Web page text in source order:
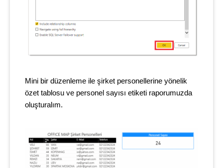
Mini bir düzenleme ile şirket personellerine yönelik
özet tablosu ve personel sayısı etiketi raporumuzda
oluşturalım.